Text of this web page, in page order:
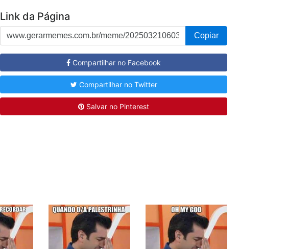
Link da Página
Copiar
Compartilhar no Facebook
Compartilhar no Twitter
Salvar no Pinterest